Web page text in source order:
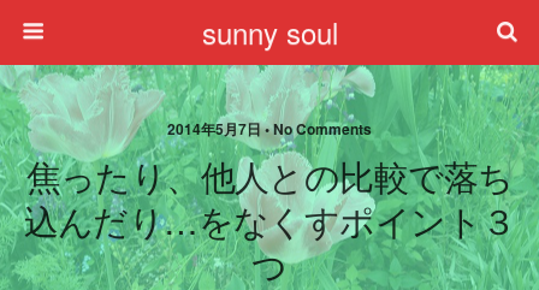
sunny soul
2014年5月7日 • No Comments
焦ったり、他人との比較で落ち
込んだり…をなくすポイント３
つ